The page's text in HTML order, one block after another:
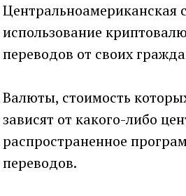
Центральноамериканская
использование
переводов от своих
Валюты, стоимость
зависят от какого-либо
распространенное
переводов.